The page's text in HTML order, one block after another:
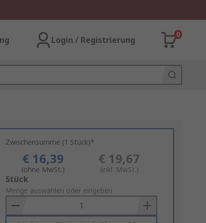
Login / Registrierung
0
Zwischensumme (1 Stück)*
€ 16,39
(ohne MwSt.)
€ 19,67
(inkl. MwSt.)
Add
to
Basket
Stück
Menge auswählen oder eingeben